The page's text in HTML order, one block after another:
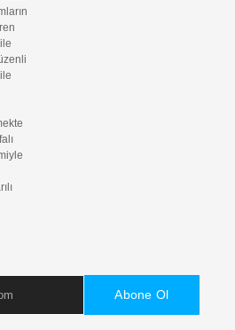
Abone Ol